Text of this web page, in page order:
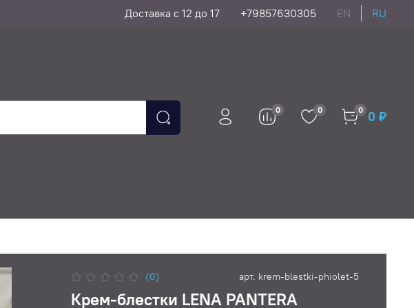
Доставка с 12 до 17 +79857630305 EN RU
0 0 0 0 ₽
(0) арт. krem-blestki-phiolet-5
Крем-блестки LENA PANTERA